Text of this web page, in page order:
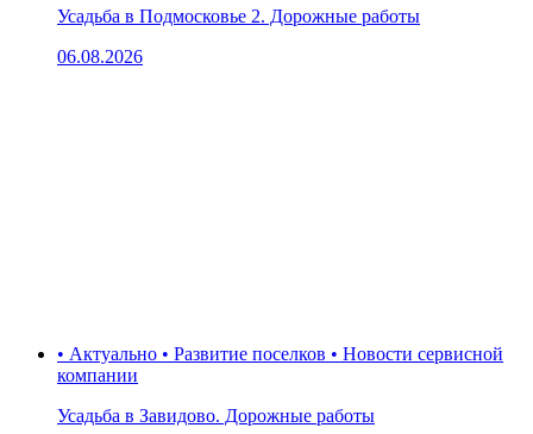
Усадьба в Подмосковье 2. Дорожные работы
06.08.2026
• Актуально • Развитие поселков • Новости сервисной
компании
Усадьба в Завидово. Дорожные работы